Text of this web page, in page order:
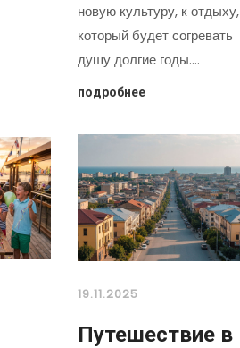
новую культуру, к отдыху,
который будет согревать
душу долгие годы.…
подробнее
19.11.2025
Путешествие в